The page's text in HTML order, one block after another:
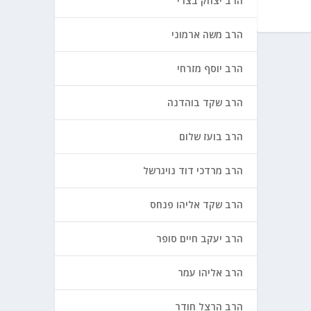
הרב משה ארמוני
הרב יוסף מזרחי
הרב שקד בוהדנה
הרב בועז שלום
הרב מרדכי דוד נויגרשל
הרב שקד אליהו פנחס
הרב יעקב חיים סופר
הרב אליהו עמר
הרב הרצל חודר